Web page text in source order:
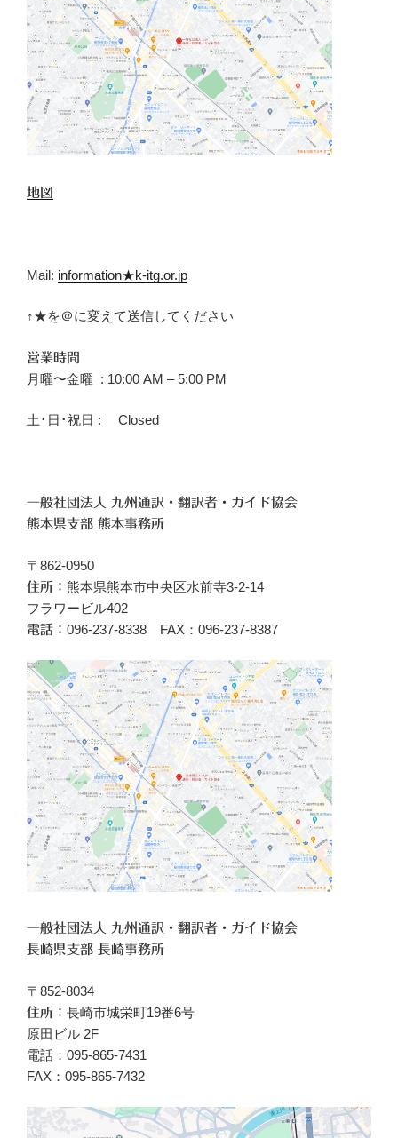
地図
Mail: information★k-itg.or.jp
↑★を＠に変えて送信してください
営業時間
月曜〜金曜 : 10:00 AM – 5:00 PM
土･日･祝日 : Closed
一般社団法人 九州通訳・翻訳者・ガイド協会
熊本県支部 熊本事務所
〒862-0950
住所： 熊本県熊本市中央区水前寺3-2-14
フラワービル402
電話： 096‐237-8338 FAX：096-237-8387
一般社団法人 九州通訳・翻訳者・ガイド協会
長崎県支部 長崎事務所
〒852-8034
住所： 長崎市城栄町19番6号
原田ビル 2F
電話：095-865-7431
FAX：095-865-7432